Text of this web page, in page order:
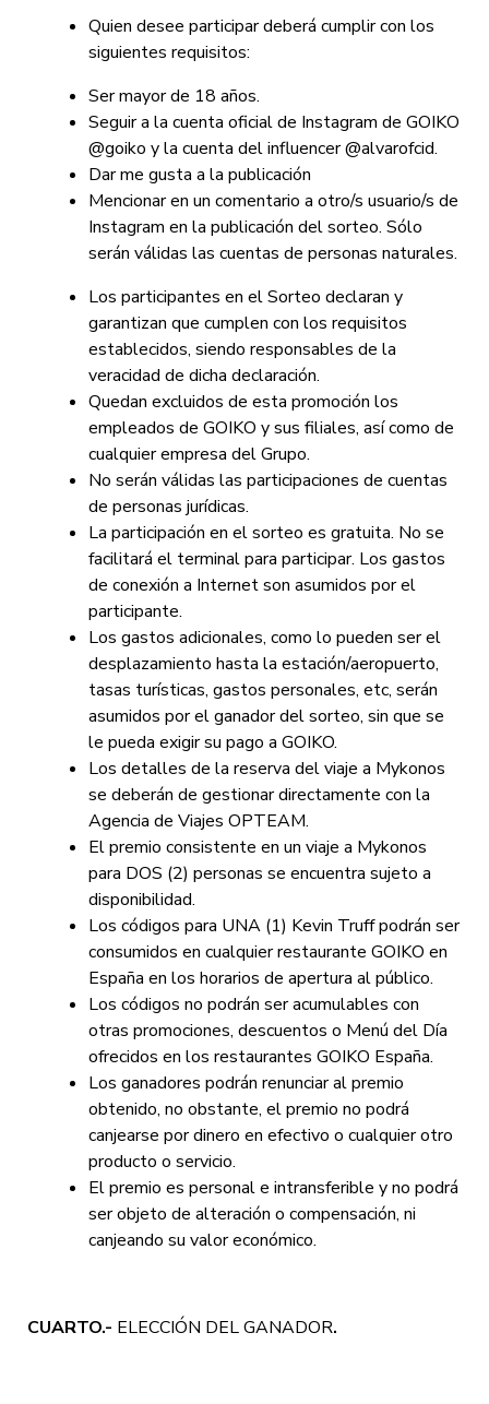
Quien desee participar deberá cumplir con los
siguientes requisitos:
Ser mayor de 18 años.
Seguir a la cuenta oficial de Instagram de GOIKO
@goiko y la cuenta del influencer @alvarofcid.
Dar me gusta a la publicación
Mencionar en un comentario a otro/s usuario/s de
Instagram en la publicación del sorteo. Sólo
serán válidas las cuentas de personas naturales.
Los participantes en el Sorteo declaran y
garantizan que cumplen con los requisitos
establecidos, siendo responsables de la
veracidad de dicha declaración.
Quedan excluidos de esta promoción los
empleados de GOIKO y sus filiales, así como de
cualquier empresa del Grupo.
No serán válidas las participaciones de cuentas
de personas jurídicas.
La participación en el sorteo es gratuita. No se
facilitará el terminal para participar. Los gastos
de conexión a Internet son asumidos por el
participante.
Los gastos adicionales, como lo pueden ser el
desplazamiento hasta la estación/aeropuerto,
tasas turísticas, gastos personales, etc, serán
asumidos por el ganador del sorteo, sin que se
le pueda exigir su pago a GOIKO.
Los detalles de la reserva del viaje a Mykonos
se deberán de gestionar directamente con la
Agencia de Viajes OPTEAM.
El premio consistente en un viaje a Mykonos
para DOS (2) personas se encuentra sujeto a
disponibilidad.
Los códigos para UNA (1) Kevin Truff podrán ser
consumidos en cualquier restaurante GOIKO en
España en los horarios de apertura al público.
Los códigos no podrán ser acumulables con
otras promociones, descuentos o Menú del Día
ofrecidos en los restaurantes GOIKO España.
Los ganadores podrán renunciar al premio
obtenido, no obstante, el premio no podrá
canjearse por dinero en efectivo o cualquier otro
producto o servicio.
El premio es personal e intransferible y no podrá
ser objeto de alteración o compensación, ni
canjeando su valor económico.
CUARTO.- ELECCIÓN DEL GANADOR.